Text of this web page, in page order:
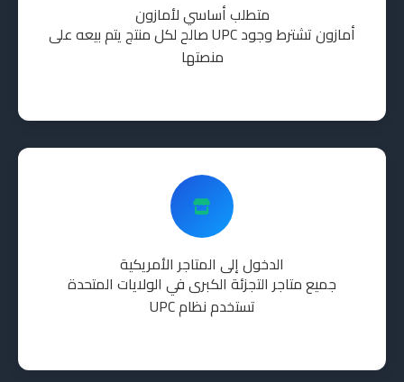
متطلب أساسي لأمازون
أمازون تشترط وجود UPC صالح لكل منتج يتم بيعه على
منصتها
الدخول إلى المتاجر الأمريكية
جميع متاجر التجزئة الكبرى في الولايات المتحدة
تستخدم نظام UPC